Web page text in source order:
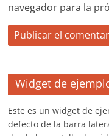
navegador para la
Widget de
Este es un widget de
defecto de la barra